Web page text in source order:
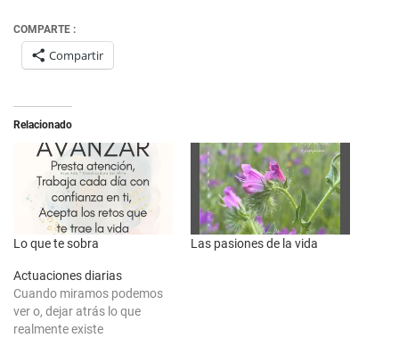
COMPARTE :
Compartir
Relacionado
Lo que te sobra Las pasiones de la vida
Actuaciones diarias
Cuando miramos podemos
ver o, dejar atrás lo que
realmente existe